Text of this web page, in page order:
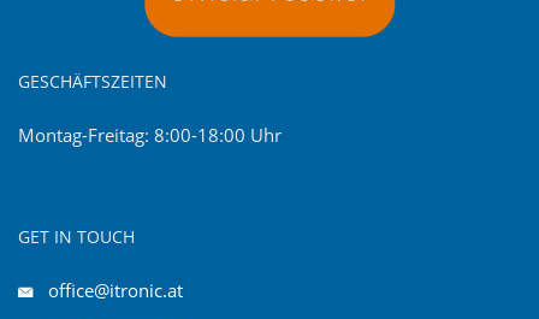
GESCHÄFTSZEITEN
Montag-Freitag: 8:00-18:00 Uhr
GET IN TOUCH
office@itronic.at